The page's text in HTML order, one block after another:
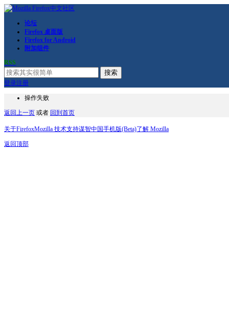
论坛
Firefox 桌面版
Firefox for Android
附加组件
RSS
搜索
登录注册
操作失败
返回上一页 或者 回到首页
关于FirefoxMozilla 技术支持谋智中国手机版(Beta)了解 Mozilla
返回顶部